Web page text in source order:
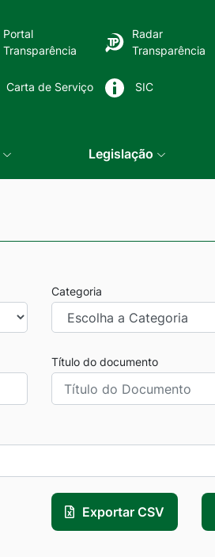
Portal
Transparência
Radar
Transparência
Carta de Serviço SIC
Legislação
Categoria
Título do documento
Exportar CSV